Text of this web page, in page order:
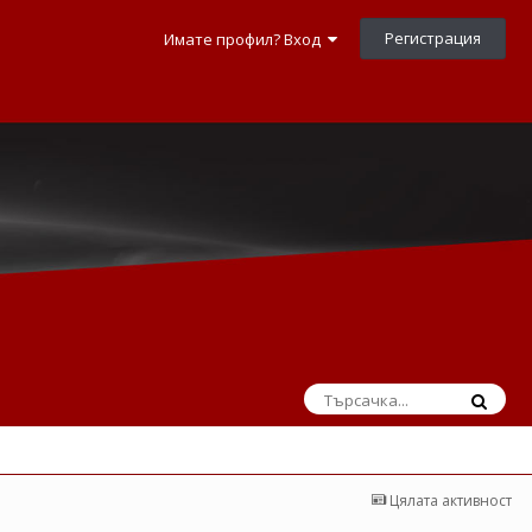
Имате профил? Вход Регистрация
Цялата активност